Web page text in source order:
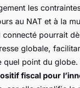
les
au NAT et à la
connecté pourrait
globale,
quel point du
fiscal pour